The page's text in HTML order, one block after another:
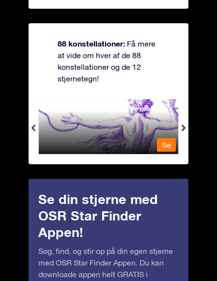
88 konstellationer: Få mere
at vide om hver af de 88
konstellationer og de 12
stjernetegn!
Andromeda - Den lænkede mø
Se
Se din stjerne med
OSR Star Finder
Appen!
Søg, find, og stir op på din egen stjerne
med OSR Star Finder Appen. Du kan
downloade appen helt GRATIS i